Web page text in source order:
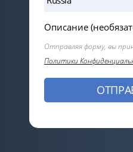
Описание
Отправляя форму, вы
Политики